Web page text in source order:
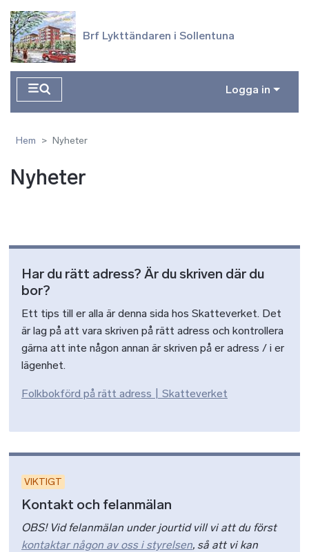
Brf Lykttändaren i Sollentuna
Logga in
Hem Nyheter
Nyheter
Har du rätt adress? Är du skriven där du
bor?
Ett tips till er alla är denna sida hos Skatteverket. Det
är lag på att vara skriven på rätt adress och kontrollera
gärna att inte någon annan är skriven på er adress / i er
lägenhet.
Folkbokförd på rätt adress | Skatteverket
VIKTIGT
Kontakt och felanmälan
OBS! Vid felanmälan under jourtid vill vi att du först
kontaktar någon av oss i styrelsen, så att vi kan